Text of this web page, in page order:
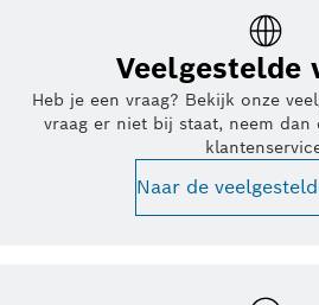
Veelgestelde
Heb je een vraag? Bekijk onze
vraag er niet bij staat, neem
Naar de